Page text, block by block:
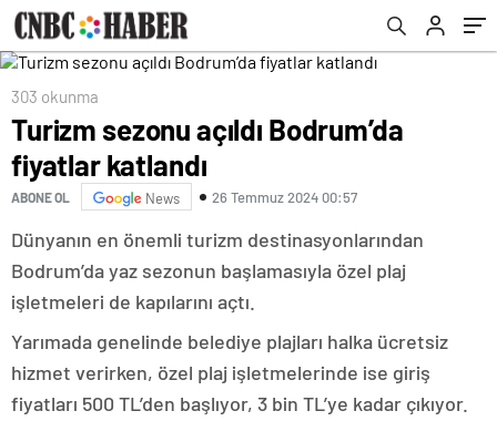
303 okunma
Turizm sezonu açıldı Bodrum’da
fiyatlar katlandı
ABONE OL News 26 Temmuz 2024 00:57
Dünyanın en önemli turizm destinasyonlarından
Bodrum’da yaz sezonun başlamasıyla özel plaj
işletmeleri de kapılarını açtı.
Yarımada genelinde belediye plajları halka ücretsiz
hizmet verirken, özel plaj işletmelerinde ise giriş
fiyatları 500 TL’den başlıyor, 3 bin TL’ye kadar çıkıyor.